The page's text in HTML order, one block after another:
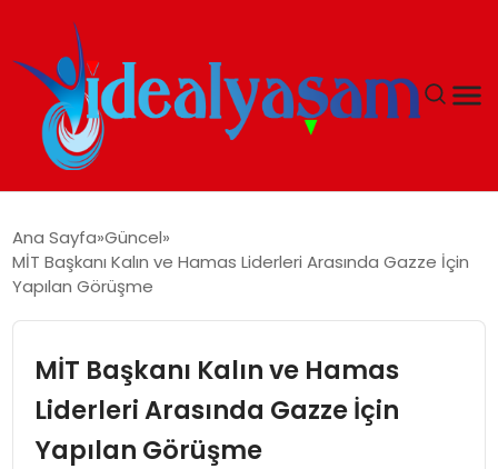
GÜNDEM
İDEAL YAŞAM
İDEAL SPOR
Ana Sayfa Güncel
MİT Başkanı Kalın ve Hamas Liderleri Arasında Gazze İçin
Yapılan Görüşme
MİT Başkanı Kalın ve Hamas
Liderleri Arasında Gazze İçin
Yapılan Görüşme